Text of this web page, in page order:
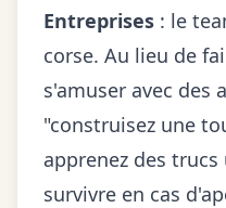
Entreprises : le
corse. Au lieu de
s'amuser avec des
"construisez une
apprenez des
survivre en cas